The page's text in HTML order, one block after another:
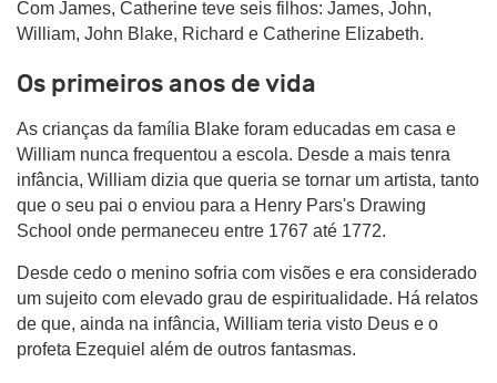
Com James, Catherine teve seis filhos: James, John,
William, John Blake, Richard e Catherine Elizabeth.
Os primeiros anos de vida
As crianças da família Blake foram educadas em casa e
William nunca frequentou a escola. Desde a mais tenra
infância, William dizia que queria se tornar um artista, tanto
que o seu pai o enviou para a Henry Pars's Drawing
School onde permaneceu entre 1767 até 1772.
Desde cedo o menino sofria com visões e era considerado
um sujeito com elevado grau de espiritualidade. Há relatos
de que, ainda na infância, William teria visto Deus e o
profeta Ezequiel além de outros fantasmas.